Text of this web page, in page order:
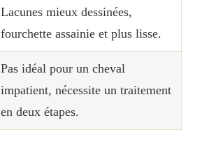
Lacunes mieux dessinées,
fourchette assainie et plus lisse.
Pas idéal pour un cheval
impatient, nécessite un traitement
en deux étapes.